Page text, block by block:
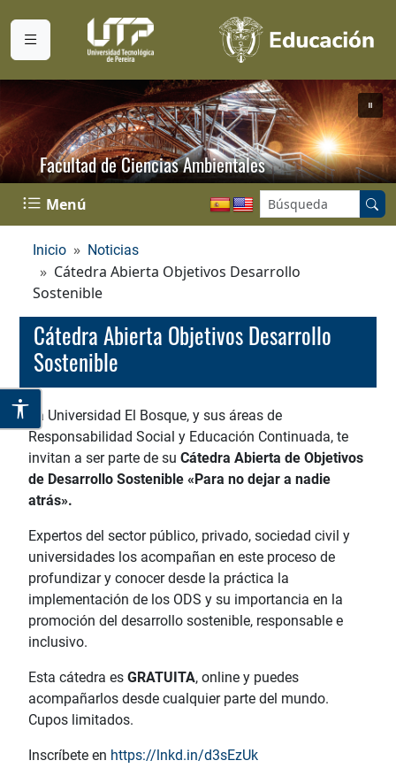
Facultad de Ciencias Ambientales
Menú Buscar en el sitio:
Inicio Noticias
Cátedra Abierta Objetivos Desarrollo
Sostenible
Cátedra Abierta Objetivos Desarrollo
Sostenible
La Universidad El Bosque, y sus áreas de
Responsabilidad Social y Educación Continuada, te
invitan a ser parte de su Cátedra Abierta de Objetivos
de Desarrollo Sostenible «Para no dejar a nadie
atrás».
Expertos del sector público, privado, sociedad civil y
universidades los acompañan en este proceso de
profundizar y conocer desde la práctica la
implementación de los ODS y su importancia en la
promoción del desarrollo sostenible, responsable e
inclusivo.
Esta cátedra es GRATUITA, online y puedes
acompañarlos desde cualquier parte del mundo.
Cupos limitados.
Inscríbete en https://lnkd.in/d3sEzUk